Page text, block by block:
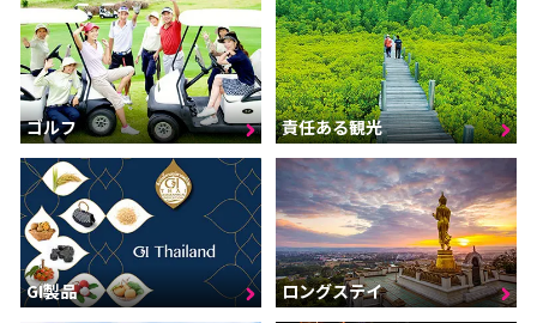
ゴルフ 責任ある観光
GI製品 ロングステイ